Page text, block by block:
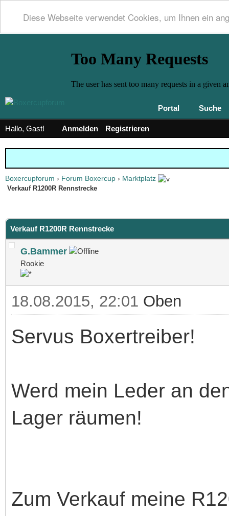
Diese Webseite verwendet Cookies, um Ihnen ein
Portal Suche
Hallo, Gast! Anmelden Registrieren
Boxercupforum › Forum Boxercup › Marktplatz
Verkauf R1200R Rennstrecke
Verkauf R1200R Rennstrecke
G.Bammer
Rookie
18.08.2015, 22:01 Oben
Servus Boxertreiber!
Werd mein Leder an
Lager räumen!
Zum Verkauf meine